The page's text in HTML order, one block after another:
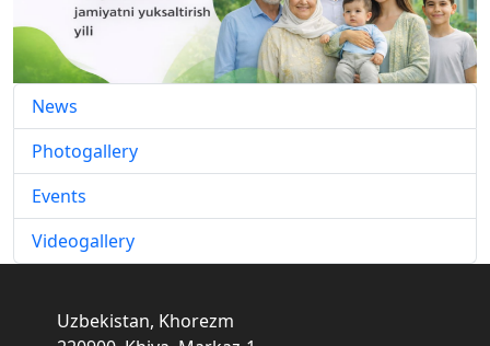
News
Photogallery
Events
Videogallery
Uzbekistan, Khorezm